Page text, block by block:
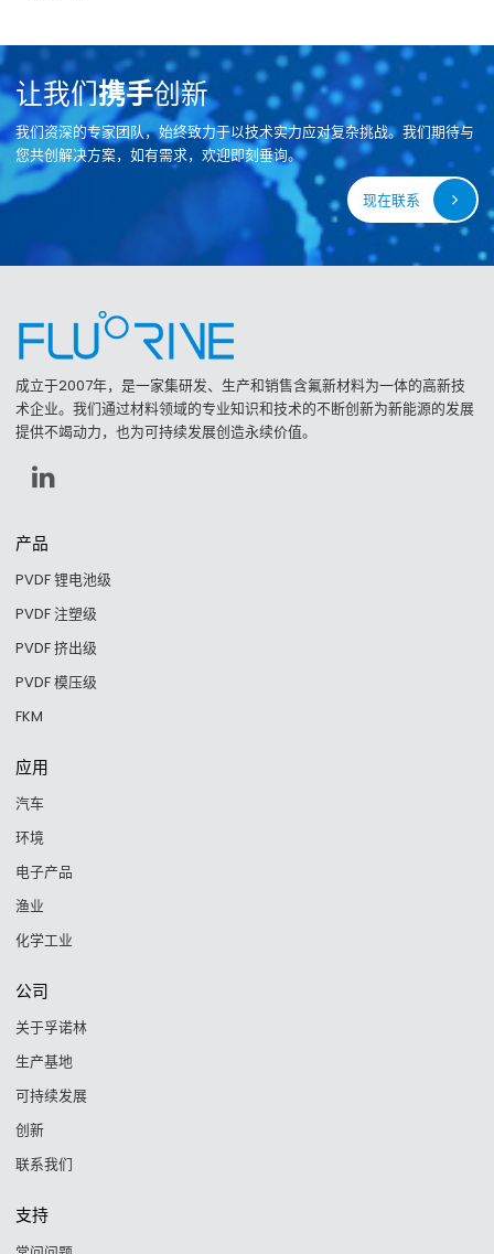
让我们携手创新
我们资深的专家团队，始终致力于以技术实力应对复杂挑战。我们期待与
您共创解决方案，如有需求，欢迎即刻垂询。
现在联系
成立于2007年，是一家集研发、生产和销售含氟新材料为一体的高新技
术企业。我们通过材料领域的专业知识和技术的不断创新为新能源的发展
提供不竭动力，也为可持续发展创造永续价值。
产品
PVDF 锂电池级
PVDF 注塑级
PVDF 挤出级
PVDF 模压级
FKM
应用
汽车
环境
电子产品
渔业
化学工业
公司
关于孚诺林
生产基地
可持续发展
创新
联系我们
支持